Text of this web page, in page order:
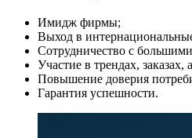
Имидж фирмы;
Выход в
Сотрудничество с
Участие в трендах, заказах,
Повышение доверия
Гарантия успешности.